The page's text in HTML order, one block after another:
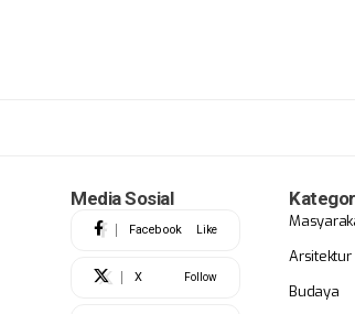
Media Sosial
Facebook Like
X Follow
Arsitektur
Budaya